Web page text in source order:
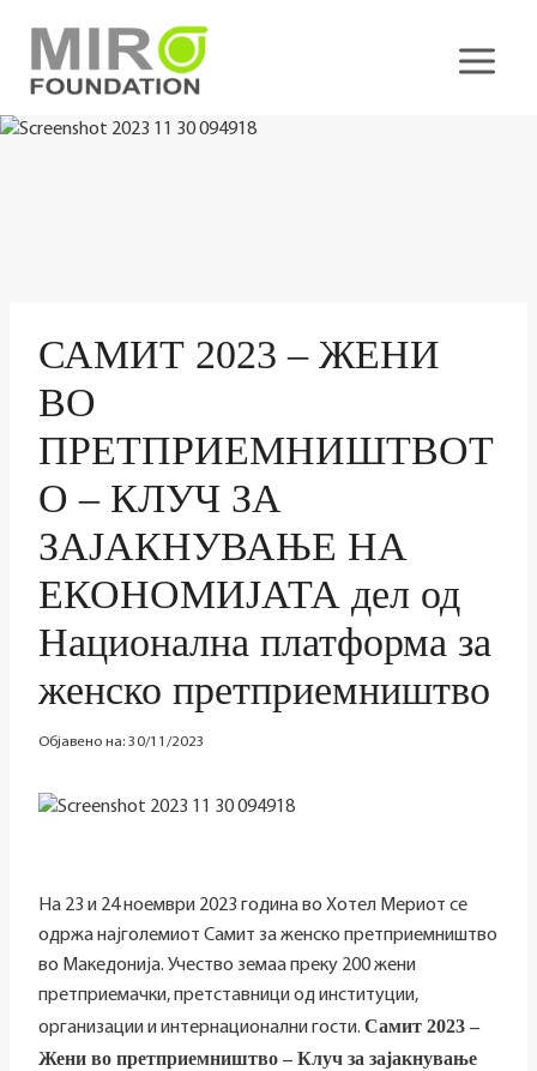
content
САМИТ 2023 – ЖЕНИ
ВО
ПРЕТПРИЕМНИШТВОТ
О – КЛУЧ ЗА
ЗАЈАКНУВАЊЕ НА
ЕКОНОМИЈАТА дел од
Национална платформа за
женско претприемништво
Објавено на: 30/11/2023
На 23 и 24 ноември 2023 година во Хотел Мериот се
одржа најголемиот Самит за женско претприемништво
во Македонија. Учество земаа преку 200 жени
претприемачки, претставници од институции,
организации и интернационални гости. Самит 2023 –
Жени во претприемништво – Клуч за зајакнување